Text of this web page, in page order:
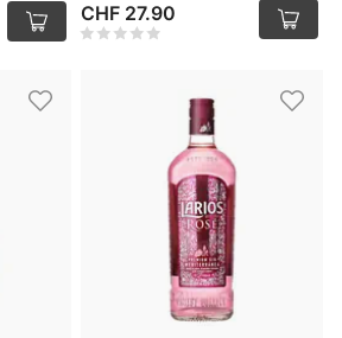
CHF 27.90